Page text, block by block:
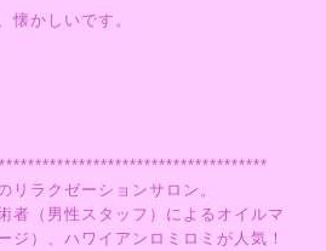
懐かしいです。
リラクゼーションサロン。
者（男性スタッフ）によるオイルマ
ジ）、ハワイアンロミロミが人気！